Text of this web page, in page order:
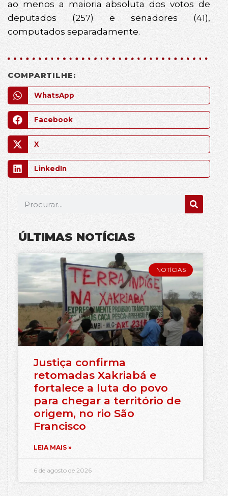
ao menos a maioria absoluta dos votos de
deputados (257) e senadores (41),
computados separadamente.
COMPARTILHE:
WhatsApp
Facebook
X
LinkedIn
ÚLTIMAS NOTÍCIAS
NOTÍCIAS
Justiça confirma
retomadas Xakriabá e
fortalece a luta do povo
para chegar a território de
origem, no rio São
Francisco
LEIA MAIS »
6 de agosto de 2026